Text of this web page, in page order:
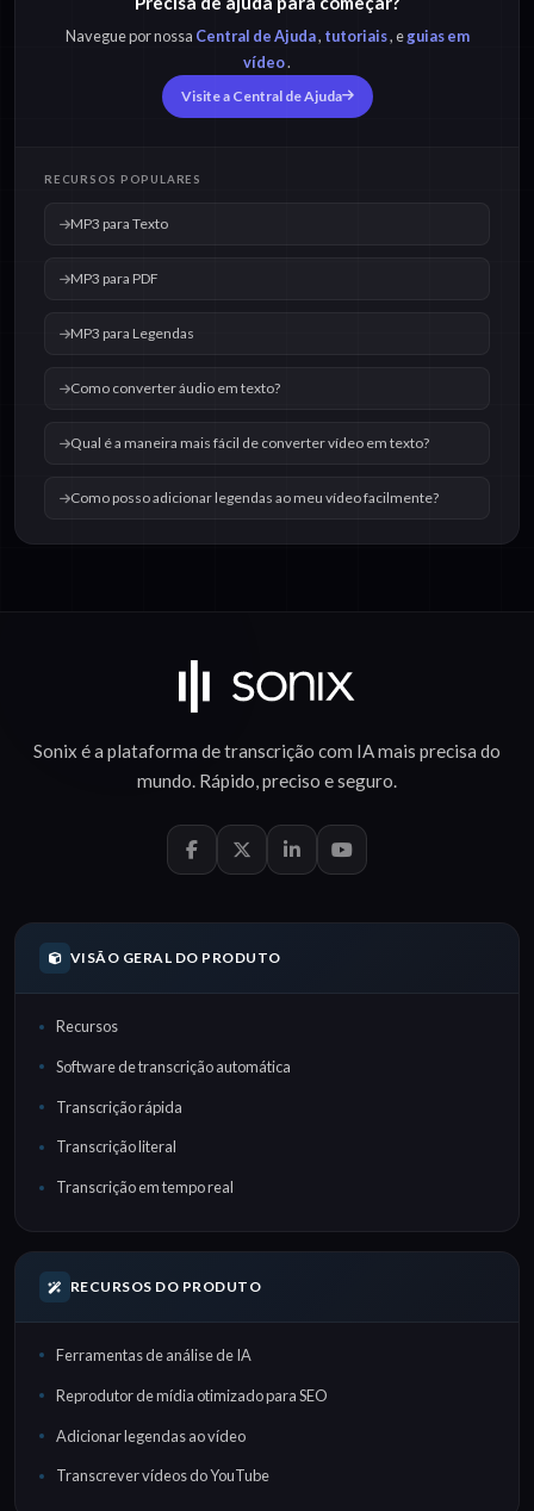
Navegue por nossa Central de Ajuda, tutoriais, eguias em
vídeo.
Visite a Central de Ajuda
RECURSOS POPULARES
MP3 para Texto
MP3 para PDF
MP3 para Legendas
Como converter áudio em texto?
Qual é a maneira mais fácil de converter vídeo em texto?
Como posso adicionar legendas ao meu vídeo facilmente?
Sonix é a plataforma detranscrição com IAmais precisa do
mundo. Rápido,preciso eseguro.
VISÃO GERAL DO PRODUTO
Recursos
Software de transcrição automática
Transcrição rápida
Transcrição literal
Transcrição em tempo real
RECURSOS DO PRODUTO
Ferramentas de análise de IA
Reprodutor de mídia otimizado para SEO
Adicionar legendas ao vídeo
Transcrever vídeos do YouTube